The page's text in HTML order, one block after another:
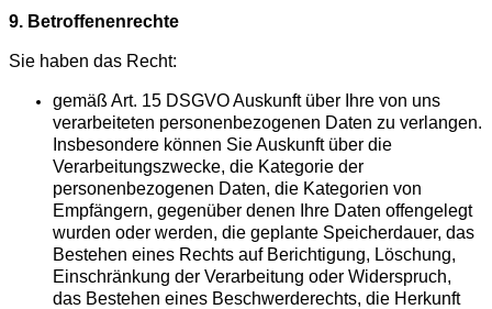
9. Betroffenenrechte
Sie haben das Recht:
gemäß Art. 15 DSGVO Auskunft über Ihre von uns
verarbeiteten personenbezogenen Daten zu verlangen.
Insbesondere können Sie Auskunft über die
Verarbeitungszwecke, die Kategorie der
personenbezogenen Daten, die Kategorien von
Empfängern, gegenüber denen Ihre Daten offengelegt
wurden oder werden, die geplante Speicherdauer, das
Bestehen eines Rechts auf Berichtigung, Löschung,
Einschränkung der Verarbeitung oder Widerspruch,
das Bestehen eines Beschwerderechts, die Herkunft